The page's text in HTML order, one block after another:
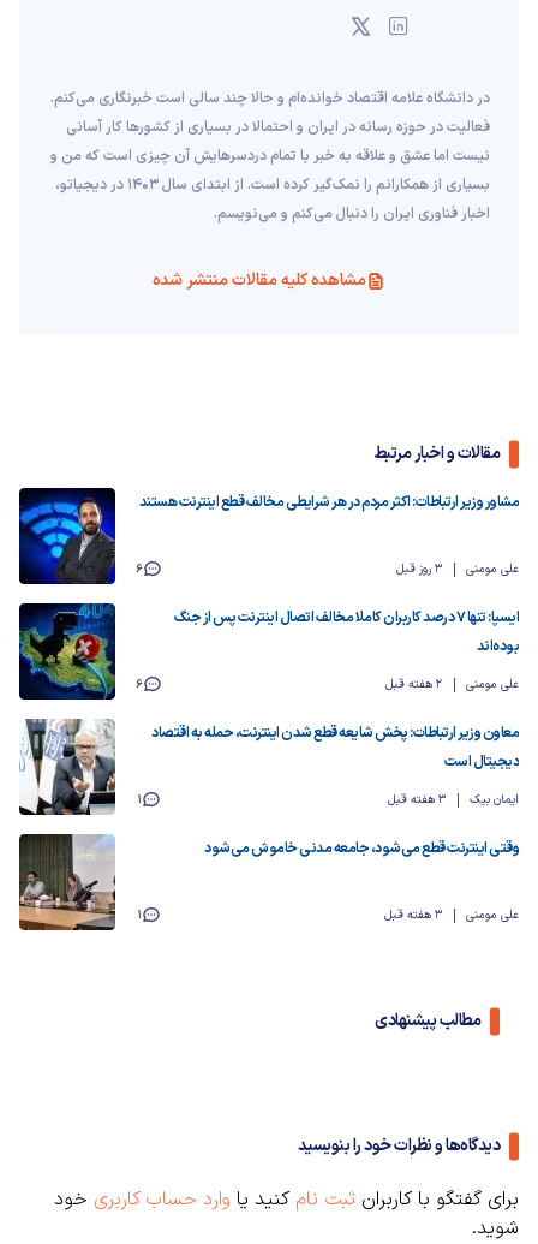
در دانشگاه علامه اقتصاد خوانده‌ام و حالا چند سالی است خبرنگاری می‌کنم.
فعالیت در حوزه رسانه در ایران و احتمالا در بسیاری از کشورها کار آسانی
نیست اما عشق و علاقه به خبر با تمام دردسرهایش‌ آن چیزی است که من و
بسیاری از همکارانم را نمک‌گیر کرده است. از ابتدای سال ۱۴۰۳ در دیجیاتو،
اخبار فناوری ایران را دنبال می‌کنم و می‌نویسم.
مشاهده کلیه مقالات منتشر شده
مقالات و اخبار مرتبط
مشاور وزیر ارتباطات: اکثر مردم در هر شرایطی مخالف قطع اینترنت هستند
علی مومنی 3 روز قبل 6
ایسپا: تنها ۷ درصد کاربران کاملا مخالف اتصال اینترنت پس از جنگ
بوده‌اند
علی مومنی 2 هفته قبل 6
معاون وزیر ارتباطات: پخش شایعه قطع شدن اینترنت، حمله به اقتصاد
دیجیتال است
ایمان بیک 3 هفته قبل 1
وقتی اینترنت قطع می‌شود، جامعه مدنی خاموش می‌شود
علی مومنی 3 هفته قبل 1
مطالب پیشنهادی
دیدگاه‌ها و نظرات خود را بنویسید
برای گفتگو با کاربران ثبت نام کنید یا وارد حساب کاربری خود
شوید.